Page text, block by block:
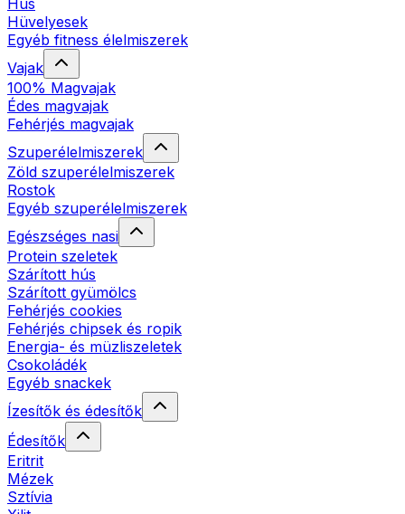
Hús
Hüvelyesek
Egyéb fitness élelmiszerek
Vajak
100% Magvajak
Édes magvajak
Fehérjés magvajak
Szuperélelmiszerek
Zöld szuperélelmiszerek
Rostok
Egyéb szuperélelmiszerek
Egészséges nasi
Protein szeletek
Szárított hús
Szárított gyümölcs
Fehérjés cookies
Fehérjés chipsek és ropik
Energia- és müzliszeletek
Csokoládék
Egyéb snackek
Ízesítők és édesítők
Édesítők
Eritrit
Mézek
Sztívia